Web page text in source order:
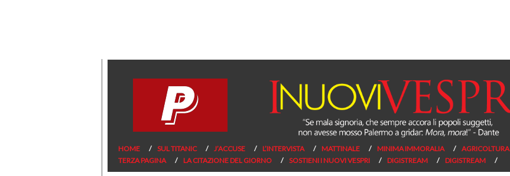
HOME SUL TITANIC J’ACCUSE L’INTERVISTA MATTINALE MINIMA IMMORALIA AGRICOLTURA
TERZA PAGINA
LA CITAZIONE DEL GIORNO SOSTIENI I NUOVI VESPRI DIGISTREAM DIGISTREAM